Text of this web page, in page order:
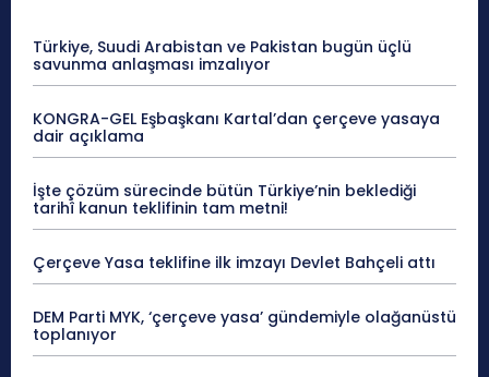
Türkiye, Suudi Arabistan ve Pakistan bugün üçlü
savunma anlaşması imzalıyor
KONGRA-GEL Eşbaşkanı Kartal’dan çerçeve yasaya
dair açıklama
İşte çözüm sürecinde bütün Türkiye’nin beklediği
tarihî kanun teklifinin tam metni!
Çerçeve Yasa teklifine ilk imzayı Devlet Bahçeli attı
DEM Parti MYK, ‘çerçeve yasa’ gündemiyle olağanüstü
toplanıyor